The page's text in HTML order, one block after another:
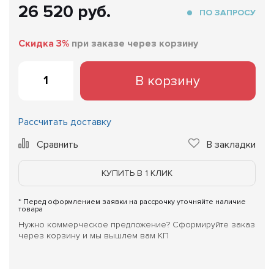
ПО ЗАПРОСУ
26 520 руб.
Скидка 3% при заказе через корзину
В корзину
Рассчитать доставку
Сравнить
В закладки
КУПИТЬ В 1 КЛИК
* Перед оформлением заявки на рассрочку уточняйте наличие
товара
Нужно коммерческое предложение? Сформируйте заказ
через корзину и мы вышлем вам КП